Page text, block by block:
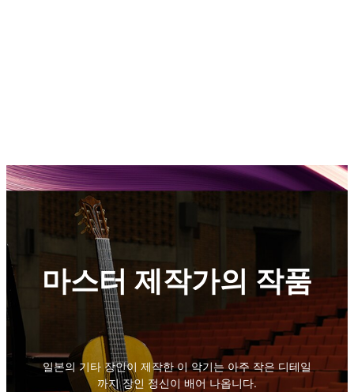
마스터 제작가의 작품
일본의 기타 장인이 제작한 이 악기는 아주 작은 디테일
까지 장인 정신이 배어 나옵니다.